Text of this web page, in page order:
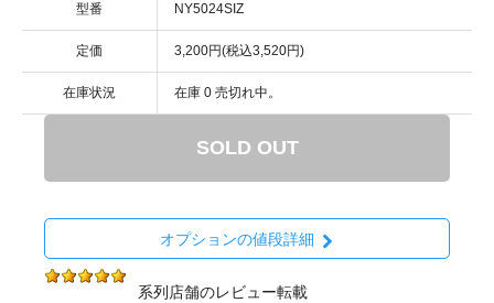
型番 NY5024SIZ
定価 3,200円(税込3,520円)
在庫状況 在庫 0 売切れ中。
SOLD OUT
オプションの値段詳細
系列店舗のレビュー転載